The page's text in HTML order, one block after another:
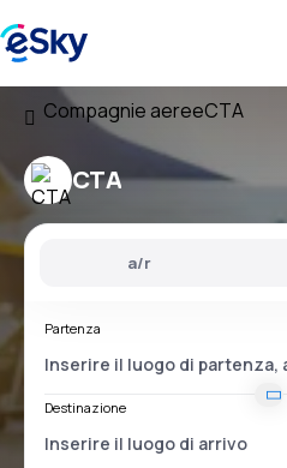
Compagnie aereeCTA
CTA
a/r
Partenza
Destinazione